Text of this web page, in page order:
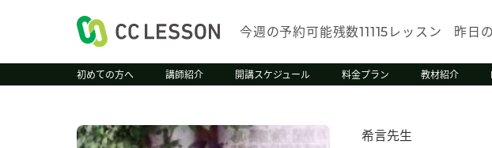
今週の予約可能残数11115 レッスン 昨日
初めての方へ 講師紹介 開講スケジュール 料金プラン 教材紹介
希言先生